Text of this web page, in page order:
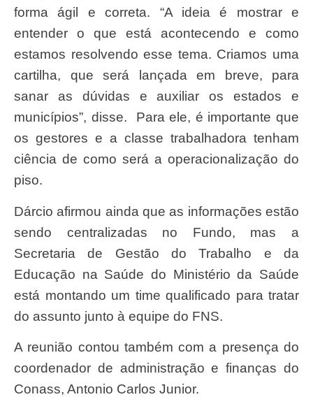
forma ágil e correta. “A ideia é mostrar e
entender o que está acontecendo e como
estamos resolvendo esse tema. Criamos uma
cartilha, que será lançada em breve, para
sanar as dúvidas e auxiliar os estados e
municípios”, disse. Para ele, é importante que
os gestores e a classe trabalhadora tenham
ciência de como será a operacionalização do
piso.
Dárcio afirmou ainda que as informações estão
sendo centralizadas no Fundo, mas a
Secretaria de Gestão do Trabalho e da
Educação na Saúde do Ministério da Saúde
está montando um time qualificado para tratar
do assunto junto à equipe do FNS.
A reunião contou também com a presença do
coordenador de administração e finanças do
Conass, Antonio Carlos Junior.